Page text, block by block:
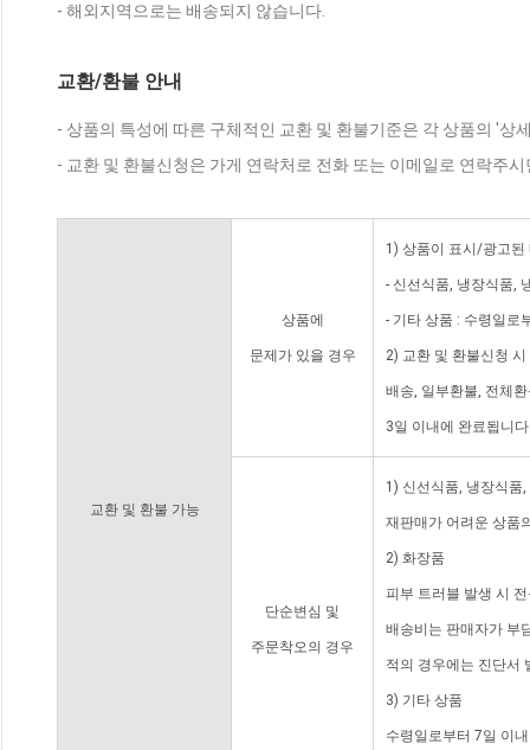
- 해외지역으로는 배송되지 않습니다.
교환/환불 안내
- 상품의 특성에 따른 구체적인 교환 및 환불기준은 각 상품의 '상
- 교환 및 환불신청은 가게 연락처로 전화 또는 이메일로 연락주
교환 및 환불 가능
상품에
문제가 있을 경우
1) 상품이 표시/광고된
- 신선식품, 냉장식품,
- 기타 상품 : 수령일로
2) 교환 및 환불신청
배송, 일부환불, 전체
3일 이내에 완료됩니
단순변심 및
주문착오의 경우
1) 신선식품, 냉장식품
재판매가 어려운 상품
2) 화장품
피부 트러블 발생 시
배송비는 판매자가 부
적의 경우에는 진단서
3) 기타 상품
수령일로부터 7일 이